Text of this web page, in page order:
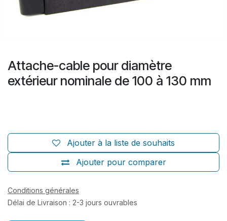
Attache-cable pour diamètre
extérieur nominale de 100 à 130 mm
Ajouter pour comparer
Ajouter à la liste de souhaits
Conditions générales
Délai de Livraison : 2-3 jours ouvrables